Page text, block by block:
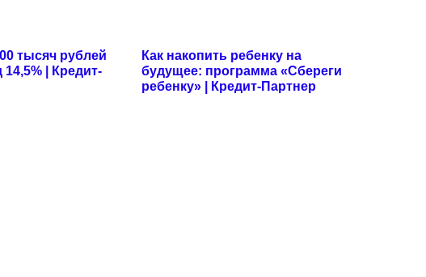
тысяч рублей
| Кредит-
Как накопить ребенку на
будущее: программа «Сбереги
ребенку» | Кредит-Партнер